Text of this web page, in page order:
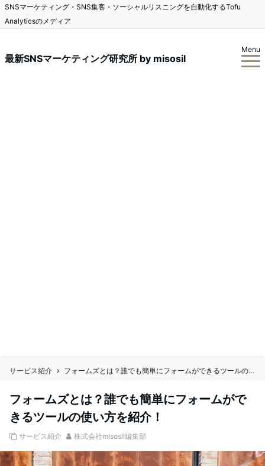
SNSマーケティング・SNS集客・ソーシャルリスニングを自動化するTofu
Analyticsのメディア
最新SNSマーケティング研究所 by misosil
Menu
サービス紹介 フォームズとは？誰でも簡単にフォームができるツールの使い方を紹介！
フォームズとは？誰でも簡単にフォームがで
きるツールの使い方を紹介！
サービス紹介 株式会社misosil編集部